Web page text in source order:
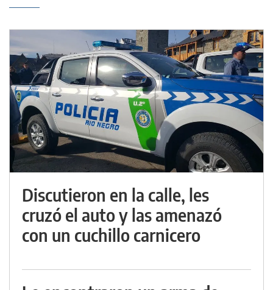
Discutieron en la calle, les
cruzó el auto y las amenazó
con un cuchillo carnicero